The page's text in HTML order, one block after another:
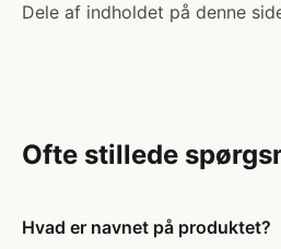
Dele af indholdet på denne
Ofte stillede
Hvad er navnet på produktet?